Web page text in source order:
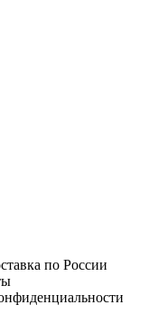
по России